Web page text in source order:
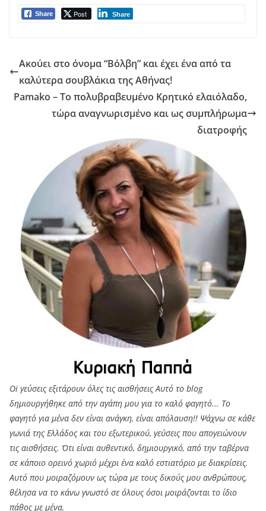
Share Post Share
Ακούει στο όνομα “Βόλβη” και έχει ένα από τα
καλύτερα σουβλάκια της Αθήνας!
Pamako – Το πολυβραβευμένο Κρητικό ελαιόλαδο,
τώρα αναγνωρισμένο και ως συμπλήρωμα
διατροφής
Oi γεύσεις εξιτάρουν όλες τις αισθήσεις Αυτό το blog
δημιουργήθηκε από την αγάπη μου για το καλό φαγητό... Tο
φαγητό για μένα δεν είναι ανάγκη, είναι απόλαυση!! Ψάχνω σε κάθε
γωνιά της Ελλάδος και του εξωτερικού, γεύσεις που απογειώνουν
τις αισθήσεις. Ότι είναι αυθεντικό, δημιουργικό, από την ταβέρνα
σε κάποιο ορεινό χωριό μέχρι ένα καλό εστιατόριο με διακρίσεις.
Αυτό που μοιραζόμουν ως τώρα με τους δικούς μου ανθρώπους,
θέλησα να το κάνω γνωστό σε όλους όσοι μοιράζονται το ίδιο
πάθος με μένα.